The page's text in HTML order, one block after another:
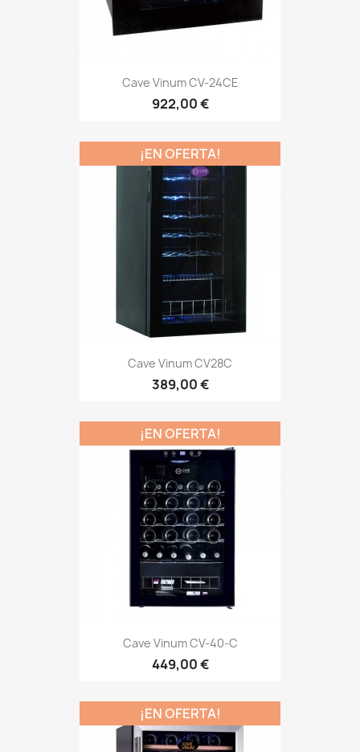
Cave Vinum CV-24CE
922,00 €
Cave Vinum CV28C
389,00 €
¡EN OFERTA!
Cave Vinum CV-40-C
449,00 €
¡EN OFERTA!
¡EN OFERTA!